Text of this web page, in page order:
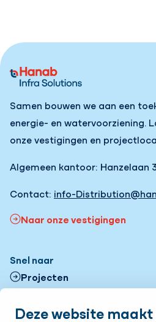
Deze website
Samen bouwen we aan een
energie- en watervoorziening.
onze vestigingen en
Algemeen kantoor: Hanzelaan
Contact: info-
Naar onze vestigingen
Snel naar
Projecten